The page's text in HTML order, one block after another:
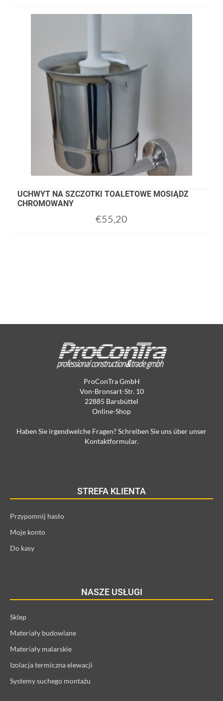
UCHWYT NA SZCZOTKI TOALETOWE MOSIĄDZ
CHROMOWANY
€55,20
ProConTra GmbH
Von-Bronsart-Str. 10
22885 Barsbüttel
Online-Shop
Haben Sie irgendwelche Fragen? Schreiben Sie uns über unser
Kontaktformular.
STREFA KLIENTA
Przypomnij hasło
Moje konto
Do kasy
NASZE USŁUGI
Sklep
Materiały budowlane
Materiały malarskie
Izolacja termiczna elewacji
Systemy suchego montażu